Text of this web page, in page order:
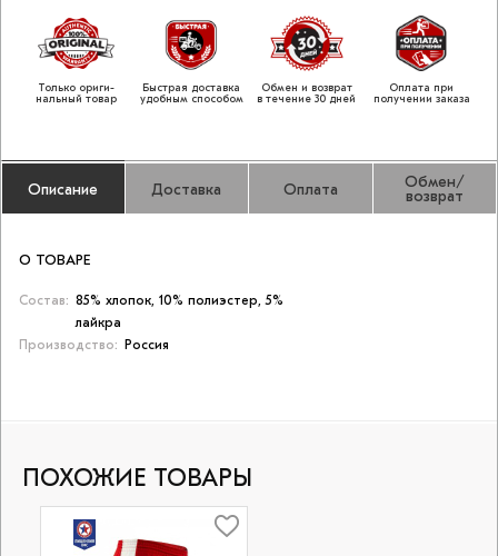
Только ориги­
нальный товар
Быстрая доставка
удобным способом
Обмен и возврат
в течение 30 дней
Оплата при
получении заказа
Описание Доставка Оплата Обмен/
возврат
О ТОВАРЕ
Состав: 85% хлопок, 10% полиэстер, 5%
лайкра
Производство:
Россия
ПОХОЖИЕ ТОВАРЫ